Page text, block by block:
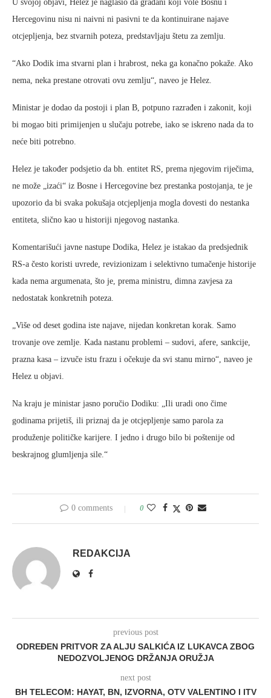
U svojoj objavi, Helez je naglasio da građani koji vole Bosnu i
Hercegovinu nisu ni naivni ni pasivni te da kontinuirane najave
otcjepljenja, bez stvarnih poteza, predstavljaju štetu za zemlju.
“Ako Dodik ima stvarni plan i hrabrost, neka ga konačno pokaže. Ako
nema, neka prestane otrovati ovu zemlju“, naveo je Helez.
Ministar je dodao da postoji i plan B, potpuno razrađen i zakonit, koji
bi mogao biti primijenjen u slučaju potrebe, iako se iskreno nada da to
neće biti potrebno.
Helez je također podsjetio da bh. entitet RS, prema njegovim riječima,
ne može „izaći“ iz Bosne i Hercegovine bez prestanka postojanja, te je
upozorio da bi svaka pokušaja otcjepljenja mogla dovesti do nestanka
entiteta, slično kao u historiji njegovog nastanka.
Komentarišući javne nastupe Dodika, Helez je istakao da predsjednik
RS-a često koristi uvrede, revizionizam i selektivno tumačenje historije
kada nema argumenata, što je, prema ministru, dimna zavjesa za
nedostatak konkretnih poteza.
„Više od deset godina iste najave, nijedan konkretan korak. Samo
trovanje ove zemlje. Kada nastanu problemi – sudovi, afere, sankcije,
prazna kasa – izvuče istu frazu i očekuje da svi stanu mirno“, naveo je
Helez u objavi.
Na kraju je ministar jasno poručio Dodiku: „Ili uradi ono čime
godinama prijetiš, ili priznaj da je otcjepljenje samo parola za
produženje političke karijere. I jedno i drugo bilo bi poštenije od
beskrajnog glumljenja sile.“
0 comments 0
REDAKCIJA
previous post
ODREĐEN PRITVOR ZA ALJU SALKIĆA IZ LUKAVCA ZBOG
NEDOZVOLJENOG DRŽANJA ORUŽJA
next post
BH TELECOM: HAYAT, BN, IZVORNA, OTV VALENTINO I ITV